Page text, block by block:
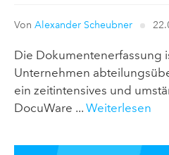
Von Alexander Scheubner
Die Dokumentenerfassung
Unternehmen
ein zeitintensives und
DocuWare ... Weiterlesen